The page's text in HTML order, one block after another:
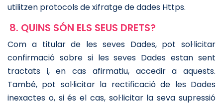
utilitzen protocols de xifratge de dades Https.
8. QUINS SÓN ELS SEUS DRETS?
Com a titular de les seves Dades, pot sol·licitar
confirmació sobre si les seves Dades estan sent
tractats i, en cas afirmatiu, accedir a aquests.
També, pot sol·licitar la rectificació de les Dades
inexactes o, si és el cas, sol·licitar la seva supressió